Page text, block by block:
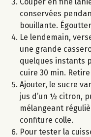
conservées
bouillante.
Le lendemain,
une grande
quelques instants
cuire 30 min.
Ajouter, le sucre
jus d’un ½ citron,
mélangeant
confiture colle.
Pour tester la